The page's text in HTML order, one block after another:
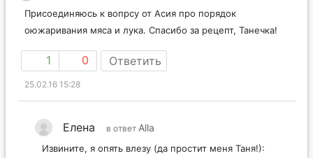
Присоединяюсь к вопрсу от Асия про порядок
оюжаривания мяса и лука. Спасибо за рецепт, Танечка!
1 0 Ответить
25.02.16 15:28
Елена в ответ Alla
Извините, я опять влезу (да простит меня Таня!):